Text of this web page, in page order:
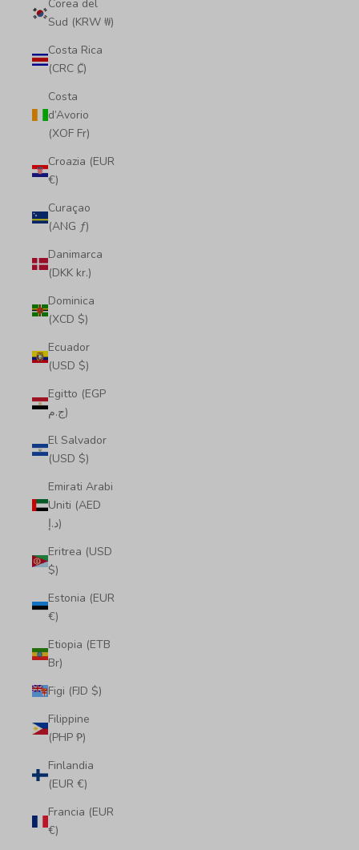
Corea del
Sud (KRW ₩)
Costa Rica
(CRC ₡)
Costa
d’Avorio
(XOF Fr)
Croazia (EUR
€)
Curaçao
(ANG ƒ)
Danimarca
(DKK kr.)
Dominica
(XCD $)
Ecuador
(USD $)
Egitto (EGP
ج.م)
El Salvador
(USD $)
Emirati Arabi
Uniti (AED
د.إ)
Eritrea (USD
$)
Estonia (EUR
€)
Etiopia (ETB
Br)
Figi (FJD $)
Filippine
(PHP ₱)
Finlandia
(EUR €)
Francia (EUR
€)